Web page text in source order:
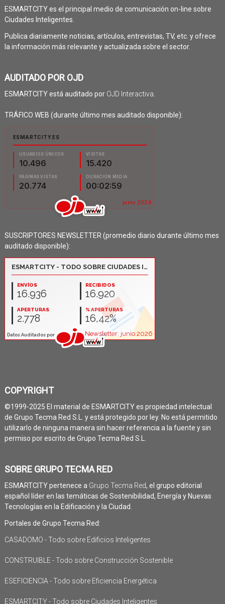
ESMARTCITY es el principal medio de comunicación on-line sobre
Ciudades Inteligentes.
Publica diariamente noticias, artículos, entrevistas, TV, etc. y ofrece
la información más relevante y actualizada sobre el sector.
AUDITADO POR OJD
ESMARTCITY está auditado por OJD Interactiva
TRÁFICO WEB (durante último mes auditado disponible):
SUSCRIPTORES NEWSLETTER (promedio diario durante último mes
auditado disponible):
COPYRIGHT
©1999-2025 El material de ESMARTCITY es propiedad intelectual
de Grupo Tecma Red S.L. y está protegido por ley. No está permitido
utilizarlo de ninguna manera sin hacer referencia a la fuente y sin
permiso por escrito de Grupo Tecma Red S.L.
SOBRE GRUPO TECMA RED
ESMARTCITY pertenece a Grupo Tecma Red, el grupo editorial
español líder en las temáticas de Sostenibilidad, Energía y Nuevas
Tecnologías en la Edificación y la Ciudad.
Portales de Grupo Tecma Red:
CASADOMO - Todo sobre Edificios Inteligentes
CONSTRUIBLE - Todo sobre Construcción Sostenible
ESEFICIENCIA - Todo sobre Eficiencia Energética
ESMARTCITY - Todo sobre Ciudades Inteligentes